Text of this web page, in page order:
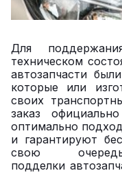
Для
техническом
автозапчасти
которые или
своих
заказ
оптимально
и гарантируют
свою
подделки